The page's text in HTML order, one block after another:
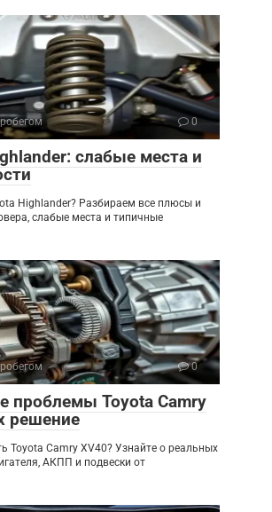
0
слабые места и
Highlander? Разбираем все плюсы и
слабые места и типичные
0
проблемы Toyota Camry
решение
Toyota Camry XV40? Узнайте о реальных
АКПП и подвески от